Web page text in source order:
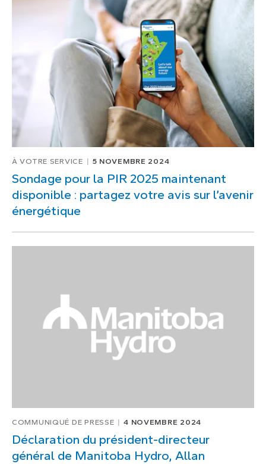
À VOTRE SERVICE 5 NOVEMBRE 2024
Sondage pour la PIR 2025 maintenant
disponible : partagez votre avis sur l’avenir
énergétique
COMMUNIQUÉ DE PRESSE 4 NOVEMBRE 2024
Déclaration du président-directeur
général de Manitoba Hydro, Allan